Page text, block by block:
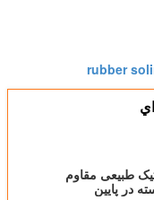
rubber
طبیعی مقاوم
در پایین